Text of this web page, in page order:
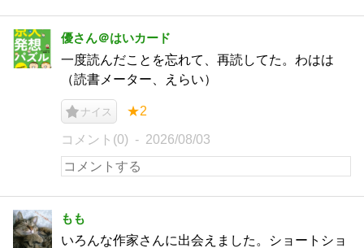
優さん＠はいカード
一度読んだことを忘れて、再読してた。わはは
（読書メーター、えらい）
ナイス ★2
コメント(0) 2026/08/03
もも
いろんな作家さんに出会えました。ショートショ